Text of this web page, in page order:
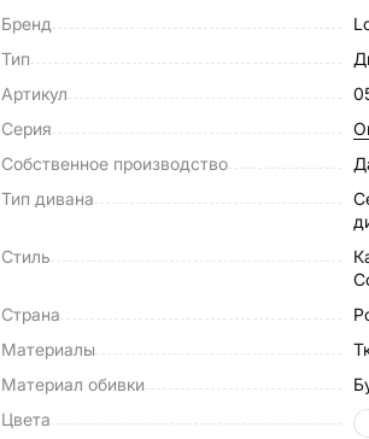
Бренд
Тип
Артикул
Серия
Собственное производство
Тип дивана
Секция модульного
Стиль
Калифорнийский, Модерн,
Страна
Материалы
Материал обивки
Цвета